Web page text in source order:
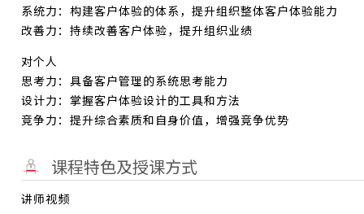
系统力：构建客户体验的体系，提升组织整体客户体验能力
改善力：持续改善客户体验，提升组织业绩
对个人
思考力：具备客户管理的系统思考能力
设计力：掌握客户体验设计的工具和方法
竞争力：提升综合素质和自身价值，增强竞争优势
课程特色及授课方式
讲师视频